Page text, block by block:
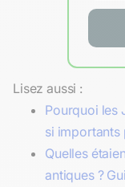
Lisez aussi :
Pourquoi les
si importants
Quelles
antiques ?